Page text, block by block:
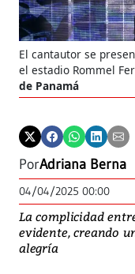
El cantautor se
el estadio Rommel
de Panamá
PorAdriana Berna
04/04/2025 00:00
La complicidad
evidente, creando
alegría